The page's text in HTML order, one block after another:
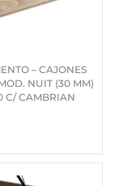
– CAJONES
NUIT (30 MM)
C/ CAMBRIAN